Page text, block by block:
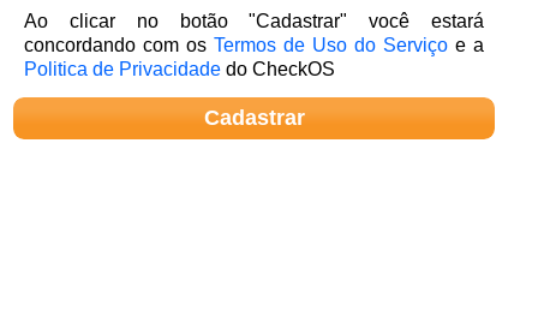
Ao clicar no botão "Cadastrar" você estará
concordando com osTermos de Uso do Serviço e a
Politica de Privacidade do CheckOS